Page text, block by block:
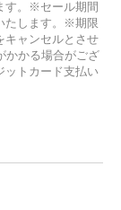
す。※セール期間
たします。※期限
キャンセルとさせ
かかる場合がござ
ットカード支払い